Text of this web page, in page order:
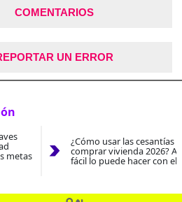
COMENTARIOS
UN ERROR
metas
¿Cómo usar las cesantías
comprar vivienda 2026?
fácil lo puede hacer con el